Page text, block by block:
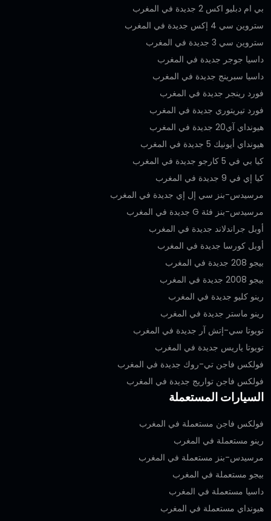
بي ام دبليو اكس 2 جديدة في المغرب
ستروين سي 4 إكس جديدة في المغرب
ستروين سي 3 جديدة في المغرب
داسيا جوجر جديدة في المغرب
داسيا سبرينج جديدة في المغرب
فورد رينجر جديدة في المغرب
فورد تيريتوري جديدة في المغرب
هيونداي آي20 جديدة في المغرب
هيونداي أيونيك 5 جديدة في المغرب
كيا بي في 5 كارجو جديدة في المغرب
كيا إي في 9 جديدة في المغرب
مرسيدس-بنز سي إل إي جديدة في المغرب
مرسيدس-بنز فئة G جديدة في المغرب
أوبل جراندلاند جديدة في المغرب
أوبل كورسا جديدة في المغرب
بيجو 208 جديدة في المغرب
بيجو 2008 جديدة في المغرب
رينو كليو جديدة في المغرب
رينو ماستر جديدة في المغرب
تويوتا سي-إتش آر جديدة في المغرب
تويوتا ياريس جديدة في المغرب
فولكس فاجن تي-روك جديدة في المغرب
فولكس فاجن تواريج جديدة في المغرب
السيارات المستعملة
فولكس فاجن مستعملة في المغرب
رينو مستعملة في المغرب
مرسيدس-بنز مستعملة في المغرب
بيجو مستعملة في المغرب
داسيا مستعملة في المغرب
هيونداي مستعملة في المغرب